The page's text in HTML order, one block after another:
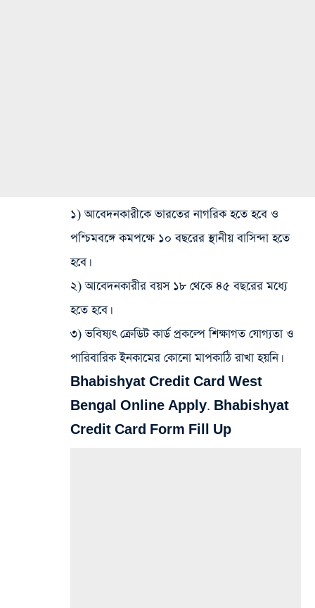
১) আবেদনকারীকে ভারতের নাগরিক হতে হবে ও
পশ্চিমবঙ্গে কমপক্ষে ১০ বছরের স্থানীয় বাসিন্দা হতে
হবে।
২) আবেদনকারীর বয়স ১৮ থেকে ৪৫ বছরের মধ্যে
হতে হবে।
৩) ভবিষ্যৎ ক্রেডিট কার্ড প্রকল্পে শিক্ষাগত যোগ্যতা ও
পারিবারিক ইনকামের কোনো মাপকাঠি রাখা হয়নি।
Bhabishyat Credit Card West
Bengal Online Apply. Bhabishyat
Credit Card Form Fill Up